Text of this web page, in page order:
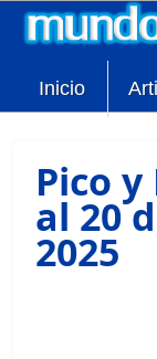
Inicio
Pico
al 20
2025